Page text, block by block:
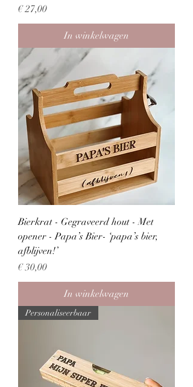
Prijs
€ 27,00
In winkelwagen
Bierkrat - Gegraveerd hout - Met
opener - Papa’s Bier- ‘papa’s bier,
afblijven!’
Prijs
€ 30,00
In winkelwagen
Personaliseerbaar